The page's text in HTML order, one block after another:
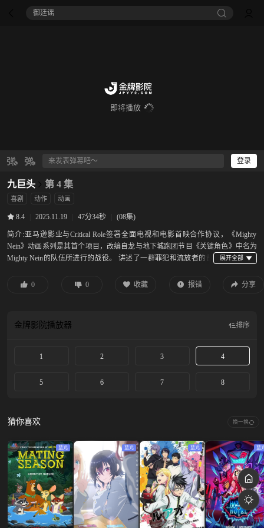
御廷谣‎
即将播放
登录
九巨头 第 4 集
喜剧 动作 动画
8.4 2025.11.19 47分34秒 (08集)
简介:亚马逊影业与Critical Role签署全面电视和电影首映合作协议，《Mighty
Nein》动画系列是其首个项目，改编自龙与地下城跑团节目《关键角色》中名为
Mighty Nein的队伍所进行的战役。 讲述了一群罪犯和流放者的故
混乱的人。
0 0 收藏 报错 分享
金牌影院播放器 排序
1 2 3 4
5 6 7 8
猜你喜欢 换一换
蓝光 蓝光 蓝光 蓝